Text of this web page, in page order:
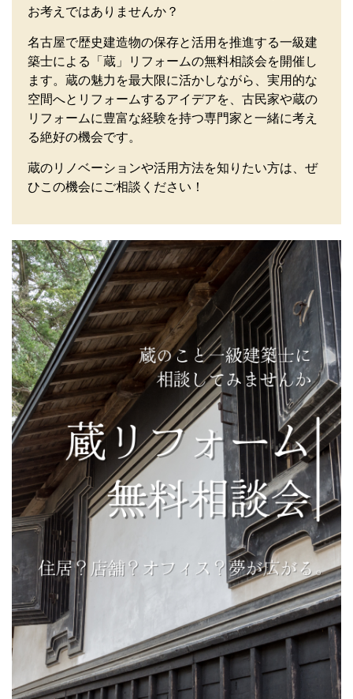
お考えではありませんか？
名古屋で歴史建造物の保存と活用を推進する一級建
築士による「蔵」リフォームの無料相談会を開催し
ます。蔵の魅力を最大限に活かしながら、実用的な
空間へとリフォームするアイデアを、古民家や蔵の
リフォームに豊富な経験を持つ専門家と一緒に考え
る絶好の機会です。
蔵のリノベーションや活用方法を知りたい方は、ぜ
ひこの機会にご相談ください！